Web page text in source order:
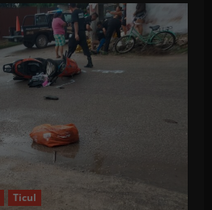
Ticul